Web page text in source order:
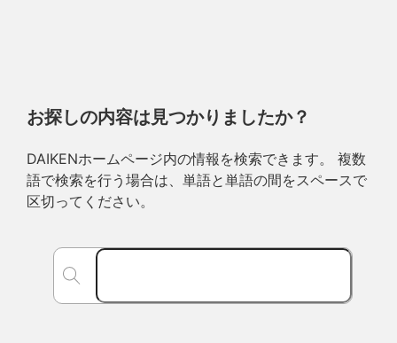
お探しの内容は見つかりましたか？
DAIKENホームページ内の情報を検索できます。 複数
語で検索を行う場合は、単語と単語の間をスペースで
区切ってください。